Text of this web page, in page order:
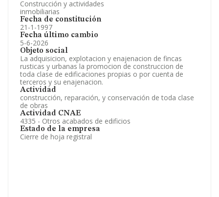
Construcción y actividades
inmobiliarias
Fecha de constitución
21-1-1997
Fecha último cambio
5-6-2026
Objeto social
La adquisicion, explotacion y enajenacion de fincas
rusticas y urbanas la promocion de construccion de
toda clase de edificaciones propias o por cuenta de
terceros y su enajenacion.
Actividad
construcción, reparación, y conservación de toda clase
de obras
Actividad CNAE
4335 - Otros acabados de edificios
Estado de la empresa
Cierre de hoja registral